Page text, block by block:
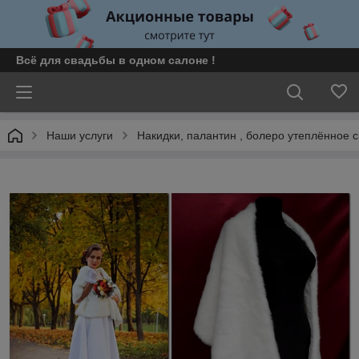
Всё для свадьбы в одном салоне !
Наши услуги Накидки, палантин , болеро утеплённое